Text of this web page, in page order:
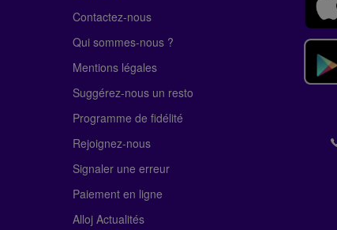
Contactez-nous
Qui sommes-nous ?
Mentions légales
Suggérez-nous un resto
Programme de fidélité
Rejoignez-nous
Signaler une erreur
Paiement en ligne
Alloj Actualités